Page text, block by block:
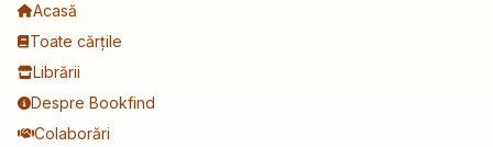
Acasă
Toate cărțile
Librării
Despre Bookfind
Colaborări